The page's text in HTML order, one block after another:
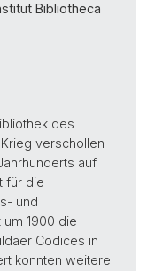
Bibliotheca
des
verschollen
auf
für die
und
1900 die
Codices in
konnten weitere